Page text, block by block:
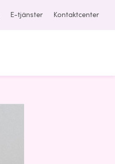
E-tjänster Kontaktcenter